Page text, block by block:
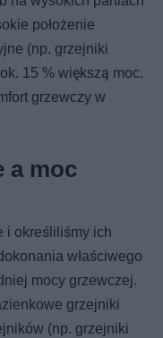
położenie
(np. grzejniki
15 % większą moc.
grzewczy w
a moc
i określiliśmy ich
właściwego
mocy grzewczej.
grzejniki
(np. grzejniki